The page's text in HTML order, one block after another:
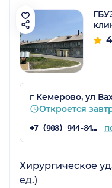
г Кемерово, ул
Откроется
+7 (908) 944-84-95
Хирургическое
ед.)